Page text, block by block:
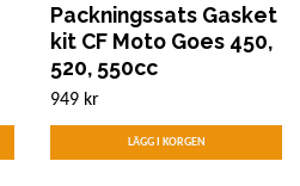
Packningssats Gasket
kit CF Moto Goes 450,
520, 550cc
949 kr